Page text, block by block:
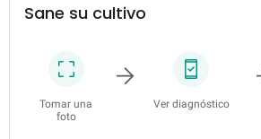
Sane su cultivo
Tomar una
foto
Ver diagnóstico